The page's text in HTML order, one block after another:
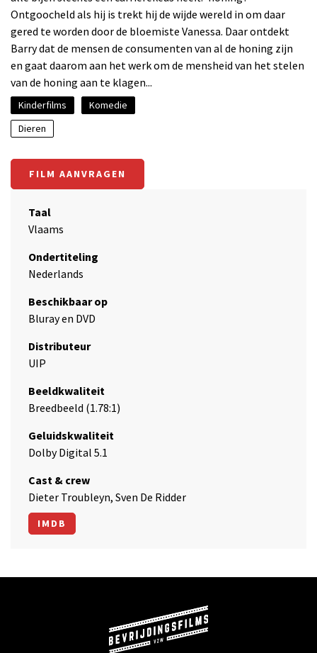
Ontgoocheld als hij is trekt hij de wijde wereld in om daar
gered te worden door de bloemiste Vanessa. Daar ontdekt
Barry dat de mensen de consumenten van al de honing zijn
en gaat daarom aan het werk om de mensheid van het stelen
van de honing aan te klagen...
Kinderfilms
Komedie
Dieren
FILM AANVRAGEN
Taal
Vlaams
Ondertiteling
Nederlands
Beschikbaar op
Bluray en DVD
Distributeur
UIP
Beeldkwaliteit
Breedbeeld (1.78:1)
Geluidskwaliteit
Dolby Digital 5.1
Cast & crew
Dieter Troubleyn, Sven De Ridder
IMDB